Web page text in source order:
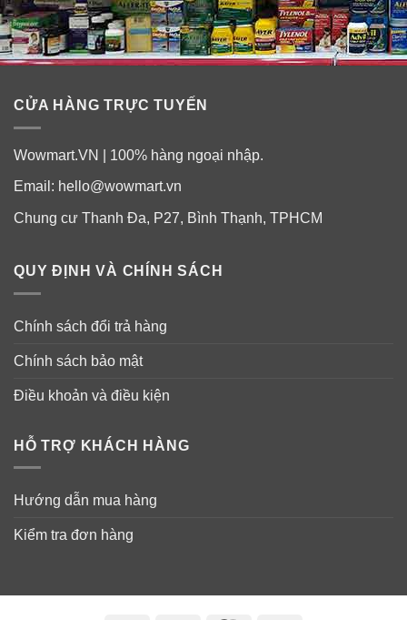
Sản phẩm bổ sung thành phần dưỡng ẩm sâu, phục hồi
và tái tạo vùng da ở lớp hạ bì, chống lão hóa, đồng thời
thiện kết cấu da, giúp da trẻ trung, tràn đầy sức sống.
Kết cấu kem dưỡng nhẹ mịn màng, công thức đột phá
giúp thấm sâu vào tế bào da nuôi dưỡng từ sâu bên
trong, đồng thời không gây bết dính, khó chịu.
mùi, bạn có thể yên tâm sử dụng không lo kích ứng, dị
CỬA HÀNG TRỰC TUYẾN
Wowmart.VN | 100% hàng ngoại nhập.
Email: hello@wowmart.vn
Chung cư Thanh Đa, P27, Bình Thạnh, TPHCM
QUY ĐỊNH VÀ CHÍNH SÁCH
Chính sách đổi trả hàng
Chính sách bảo mật
Điều khoản và điều kiện
HỖ TRỢ KHÁCH HÀNG
Hướng dẫn mua hàng
Kiểm tra đơn hàng